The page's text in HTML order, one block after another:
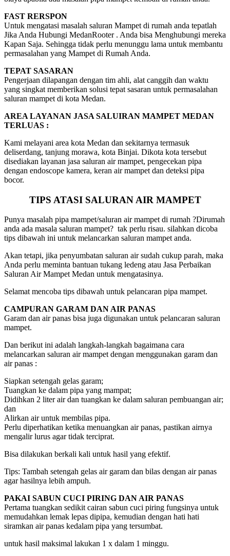
FAST RERSPON
Untuk mengatasi masalah saluran Mampet di rumah anda tepatlah
Jika Anda Hubungi MedanRooter . Anda bisa Menghubungi mereka
Kapan Saja. Sehingga tidak perlu menunggu lama untuk membantu
permasalahan yang Mampet di Rumah Anda.
TEPAT SASARAN
Pengerjaan dilapangan dengan tim ahli, alat canggih dan waktu
yang singkat memberikan solusi tepat sasaran untuk permasalahan
saluran mampet di kota Medan.
AREA LAYANAN JASA SALUIRAN MAMPET MEDAN
TERLUAS :
Kami melayani area kota Medan dan sekitarnya termasuk
deliserdang, tanjung morawa, kota Binjai. Dikota kota tersebut
disediakan layanan jasa saluran air mampet, pengecekan pipa
dengan endoscope kamera, keran air mampet dan deteksi pipa
bocor.
TIPS ATASI SALURAN AIR MAMPET
Punya masalah pipa mampet/saluran air mampet di rumah ?Dirumah
anda ada masala saluran mampet? tak perlu risau. silahkan dicoba
tips dibawah ini untuk melancarkan saluran mampet anda.
Akan tetapi, jika penyumbatan saluran air sudah cukup parah, maka
Anda perlu meminta bantuan tukang ledeng atau Jasa Perbaikan
Saluran Air Mampet Medan untuk mengatasinya.
Selamat mencoba tips dibawah untuk pelancaran pipa mampet.
CAMPURAN GARAM DAN AIR PANAS
Garam dan air panas bisa juga digunakan untuk pelancaran saluran
mampet.
Dan berikut ini adalah langkah-langkah bagaimana cara
melancarkan saluran air mampet dengan menggunakan garam dan
air panas :
Siapkan setengah gelas garam;
Tuangkan ke dalam pipa yang mampat;
Didihkan 2 liter air dan tuangkan ke dalam saluran pembuangan air;
dan
Alirkan air untuk membilas pipa.
Perlu diperhatikan ketika menuangkan air panas, pastikan airnya
mengalir lurus agar tidak terciprat.
Bisa dilakukan berkali kali untuk hasil yang efektif.
Tips: Tambah setengah gelas air garam dan bilas dengan air panas
agar hasilnya lebih ampuh.
PAKAI SABUN CUCI PIRING DAN AIR PANAS
Pertama tuangkan sedikit cairan sabun cuci piring fungsinya untuk
memudahkan lemak lepas dipipa, kemudian dengan hati hati
siramkan air panas kedalam pipa yang tersumbat.
untuk hasil maksimal lakukan 1 x dalam 1 minggu.